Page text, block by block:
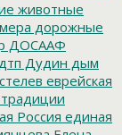
животные
дорожные
ДОСААФ
дтп Дудин дым
еврейская
Россия единая